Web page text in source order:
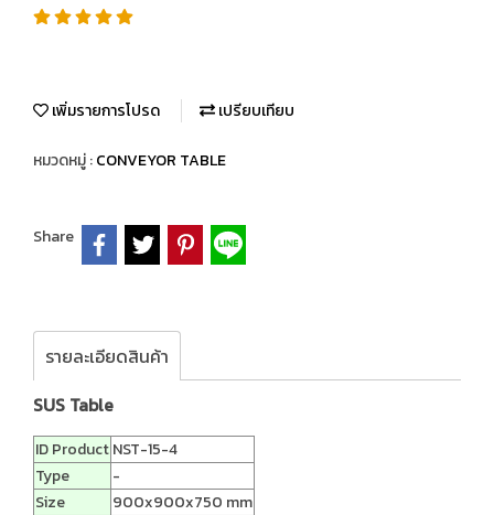
เพิ่มรายการโปรด เปรียบเทียบ
หมวดหมู่ :CONVEYOR TABLE
Share
รายละเอียดสินค้า
SUS Table
ID ProductNST-15-4
Type
-
Size
900x900x750 mm